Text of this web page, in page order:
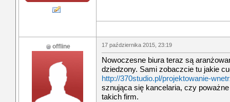
offline 17 października 2015, 23:19
Nowoczesne biura teraz są
dziedzony. Sami zobaczcie tu jakie
http://370studio.pl/projektowanie-
sznująca się kancelaria, czy poważne
takich firm.